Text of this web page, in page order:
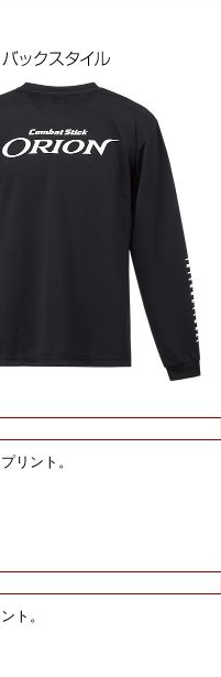
リント。
ト。